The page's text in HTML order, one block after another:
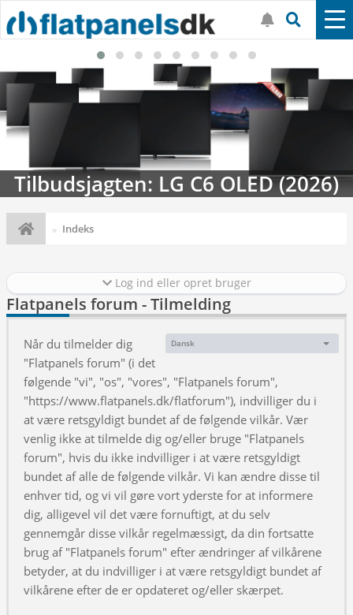
Tilbudsjagten: LG C6 OLED (2026)
Indeks
Log ind eller opret bruger
Flatpanels forum - Tilmelding
Sprog:
Dansk
Når du tilmelder dig
"Flatpanels forum" (i det
følgende "vi", "os", "vores", "Flatpanels forum",
"https://www.flatpanels.dk/flatforum"), indvilliger du i
at være retsgyldigt bundet af de følgende vilkår. Vær
venlig ikke at tilmelde dig og/eller bruge "Flatpanels
forum", hvis du ikke indvilliger i at være retsgyldigt
bundet af alle de følgende vilkår. Vi kan ændre disse til
enhver tid, og vi vil gøre vort yderste for at informere
dig, alligevel vil det være fornuftigt, at du selv
gennemgår disse vilkår regelmæssigt, da din fortsatte
brug af "Flatpanels forum" efter ændringer af vilkårene
betyder, at du indvilliger i at være retsgyldigt bundet af
vilkårene efter de er opdateret og/eller skærpet.